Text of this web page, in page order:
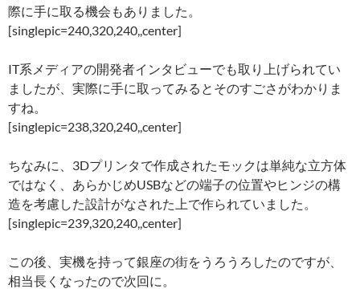
際に手に取る機会もありました。
[singlepic=240,320,240,,center]
IT系メディアの開発者インタビューでも取り上げられてい
ましたが、実際に手に取ってみるとそのすごさがわかりま
すね。
[singlepic=238,320,240,,center]
ちなみに、3Dプリンタで作成されたモックは単純な立方体
ではなく、あらかじめUSBなどの端子の位置やヒンジの構
造を考慮した設計がなされた上で作られていました。
[singlepic=239,320,240,,center]
この後、実機を持って銀座の街をうろうろしたのですが、
相当長くなったので次回に。